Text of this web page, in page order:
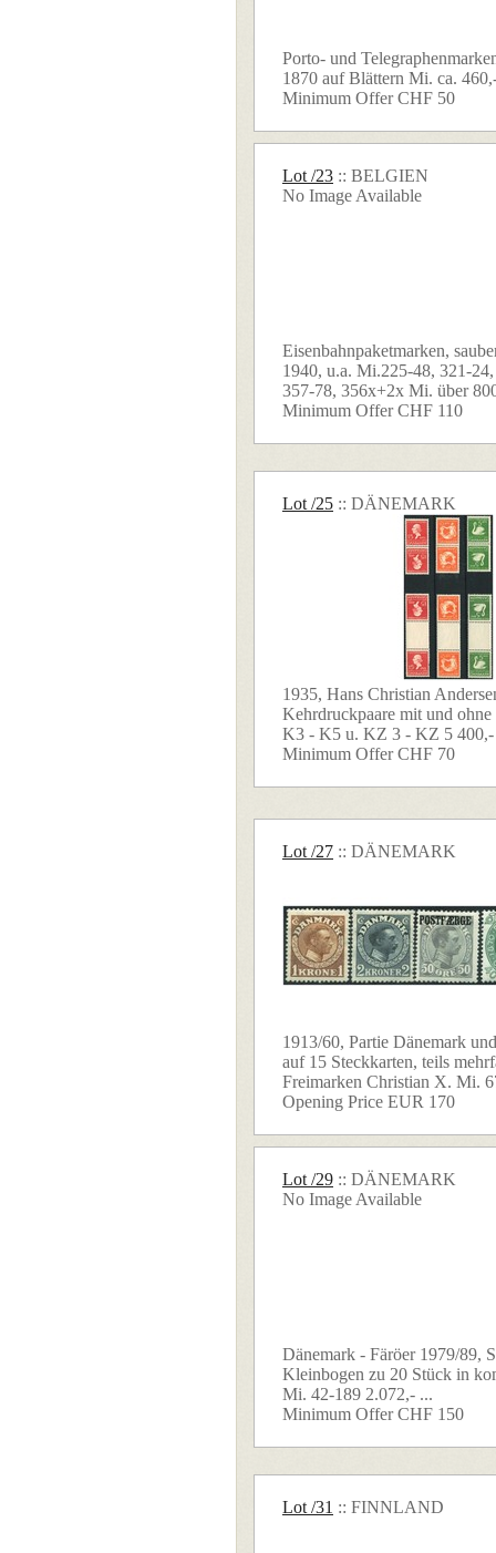
Porto- und
1870 auf Blättern Mi. ca.
Minimum Offer CHF 50
Lot /23 :: BELGIEN
No Image Available
Eisenbahnpaketmarken,
1940, u.a. Mi.225-48, 321-
357-78, 356x+2x Mi. über
Minimum Offer CHF 110
Lot /25 :: DÄNEMARK
1935, Hans Christian
Kehrdruckpaare mit und
K3 - K5 u. KZ 3 - KZ 5 400,-
Minimum Offer CHF 70
Lot /27 :: DÄNEMARK
1913/60, Partie Dänemark
auf 15 Steckkarten, teils
Freimarken Christian X. Mi.
Opening Price EUR 170
Lot /29 :: DÄNEMARK
No Image Available
Dänemark - Färöer 1979/89,
Kleinbogen zu 20 Stück in
Mi. 42-189 2.072,- ...
Minimum Offer CHF 150
Lot /31 :: FINNLAND